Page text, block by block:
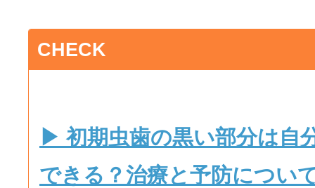
CHECK
▶ 初期虫歯の黒い部分は自
できる？治療と予防につい